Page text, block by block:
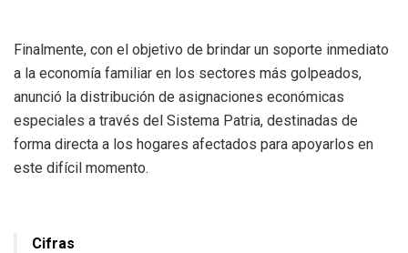
Finalmente, con el objetivo de brindar un soporte inmediato
a la economía familiar en los sectores más golpeados,
anunció la distribución de asignaciones económicas
especiales a través del Sistema Patria, destinadas de
forma directa a los hogares afectados para apoyarlos en
este difícil momento.
Cifras